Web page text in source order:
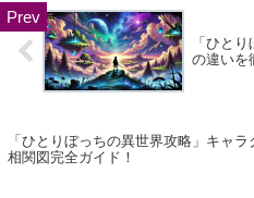
「ひと
の違いを
「ひとりぼっちの異世界攻略」キャラ
相関図完全ガイド！